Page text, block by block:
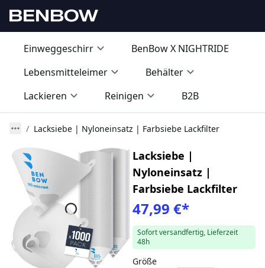
Einweggeschirr
BenBow X NIGHTRIDE
Lebensmitteleimer
Behälter
Lackieren
Reinigen B2B
Lacksiebe | Nyloneinsatz | Farbsiebe Lackfilter
Lacksiebe |
Nyloneinsatz |
Farbsiebe Lackfilter
47,99 €*
Sofort versandfertig, Lieferzeit
48h
Größe